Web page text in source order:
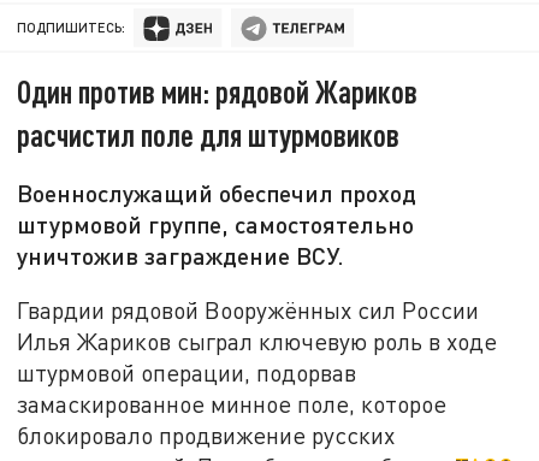
ПОДПИШИТЕСЬ:
Один против мин: рядовой Жариков
расчистил поле для штурмовиков
Военнослужащий обеспечил проход
штурмовой группе, самостоятельно
уничтожив заграждение ВСУ.
Гвардии рядовой Вооружённых сил России
Илья Жариков сыграл ключевую роль в ходе
штурмовой операции, подорвав
замаскированное минное поле, которое
блокировало продвижение русских